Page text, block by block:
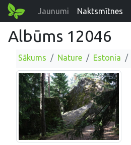
Jaunumi Naktsmītnes
Albūms 12046
Sākums Nature Estonia